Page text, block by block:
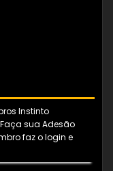
Instinto
sua Adesão
faz o login e